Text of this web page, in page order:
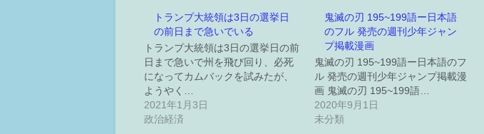
トランプ大統領は3日の選挙日
の前日まで急いでいる
トランプ大統領は3日の選挙日の前
日まで急いで州を飛び回り、必死
になってカムバックを試みたが、
ようやく…
2021年1月3日
政治経済
鬼滅の刃 195~199語ー日本語
のフル 発売の週刊少年ジャン
プ掲載漫画
鬼滅の刃 195~199語ー日本語のフ
ル 発売の週刊少年ジャンプ掲載漫
画 鬼滅の刃 195~199語…
2020年9月1日
未分類